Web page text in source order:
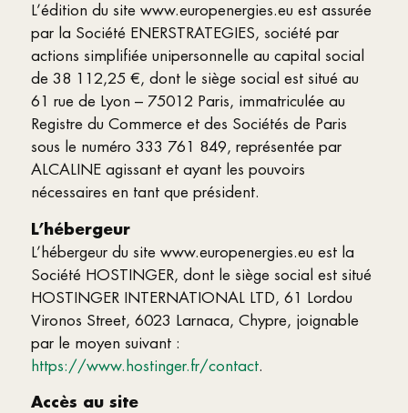
L’édition du site www.europenergies.eu est assurée
par la Société ENERSTRATEGIES, société par
actions simplifiée unipersonnelle au capital social
de 38 112,25 €, dont le siège social est situé au
61 rue de Lyon – 75012 Paris, immatriculée au
Registre du Commerce et des Sociétés de Paris
sous le numéro 333 761 849, représentée par
ALCALINE agissant et ayant les pouvoirs
nécessaires en tant que président.
L’hébergeur
L’hébergeur du site www.europenergies.eu est la
Société HOSTINGER, dont le siège social est situé
HOSTINGER INTERNATIONAL LTD, 61 Lordou
Vironos Street, 6023 Larnaca, Chypre, joignable
par le moyen suivant :
https://www.hostinger.fr/contact.
Accès au site